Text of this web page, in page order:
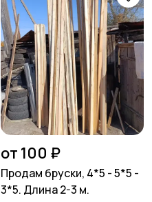
от 100 ₽
Продам бруски, 4*5 - 5*5 -
3*5. Длина 2-3 м.